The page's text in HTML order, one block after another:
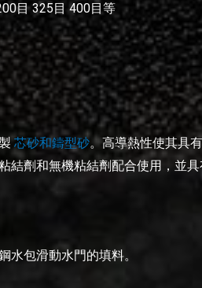
目 325目 400目等
芯砂和鑄型砂。高導熱性使其具
劑和無機粘結劑配合使用，並具
水包滑動水門的填料。